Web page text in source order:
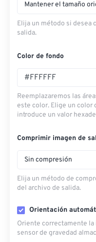
Mantener el tamaño
Elija un método si desea
salida.
Color de fondo
Reemplazaremos las
este color. Elige un color
introduce un valor
Comprimir imagen de
Sin compresión
Elija un método de
del archivo de salida.
Orientación
Oriente correctamente
sensor de gravedad